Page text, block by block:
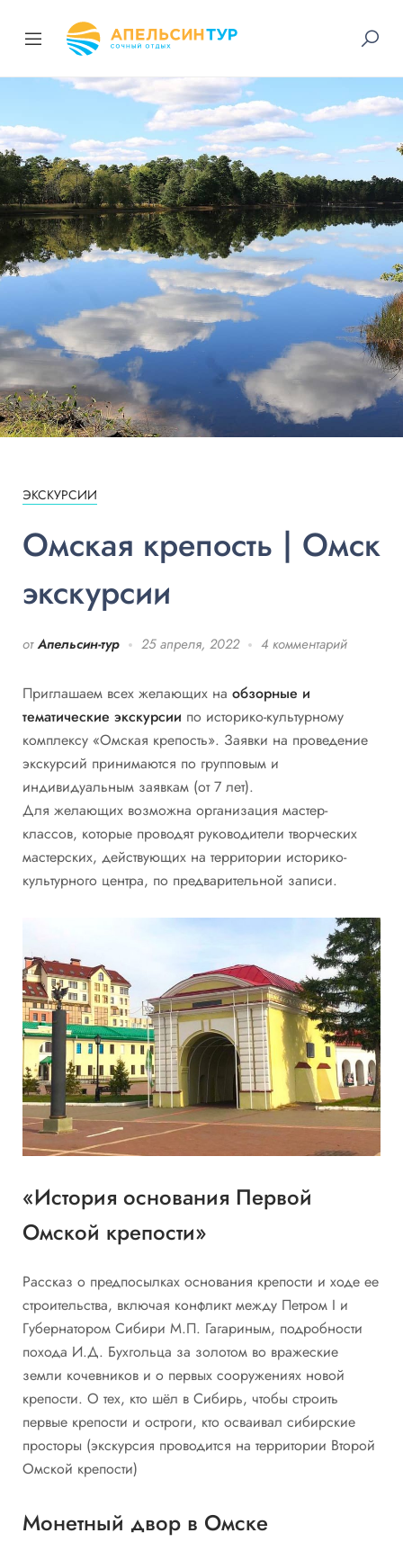
ЭКСКУРСИИ
Омская крепость | Омск
экскурсии
от Апельсин-тур 25 апреля, 2022 4 комментарий
Приглашаем всех желающих на обзорные и
тематические экскурсии по историко-культурному
комплексу «Омская крепость». Заявки на проведение
экскурсий принимаются по групповым и
индивидуальным заявкам (от 7 лет).
Для желающих возможна организация мастер-
классов, которые проводят руководители творческих
мастерских, действующих на территории историко-
культурного центра, по предварительной записи.
«История основания Первой
Омской крепости»
Рассказ о предпосылках основания крепости и ходе ее
строительства, включая конфликт между Петром I и
Губернатором Сибири М.П. Гагариным, подробности
похода И.Д. Бухгольца за золотом во вражеские
земли кочевников и о первых сооружениях новой
крепости. О тех, кто шёл в Сибирь, чтобы строить
первые крепости и остроги, кто осваивал сибирские
просторы (экскурсия проводится на территории Второй
Омской крепости)
Монетный двор в Омске